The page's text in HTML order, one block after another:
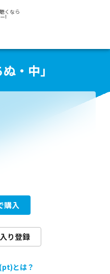
くなら
!
・中」
購入
り登録
とは？